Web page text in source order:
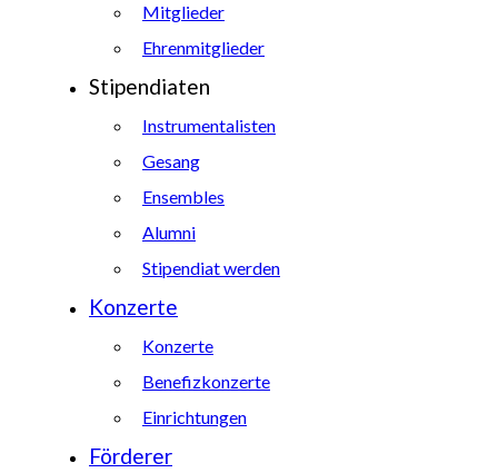
Mitglieder
Ehrenmitglieder
Stipendiaten
Instrumentalisten
Gesang
Ensembles
Alumni
Stipendiat werden
Konzerte
Konzerte
Benefizkonzerte
Einrichtungen
Förderer